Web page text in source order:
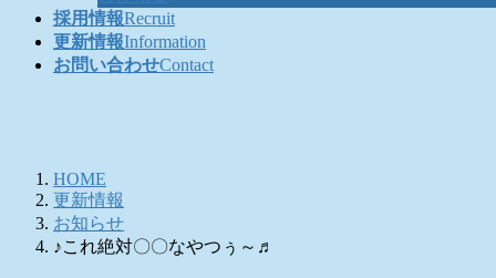
採用情報Recruit
更新情報Information
お問い合わせContact
HOME
更新情報
お知らせ
♪これ絶対〇〇なやつぅ～♬